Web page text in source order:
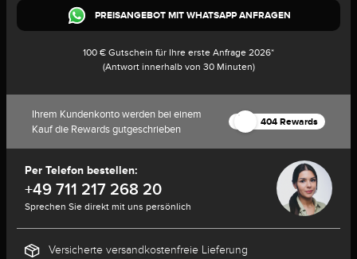
PREISANGEBOT MIT WHATSAPP ANFRAGEN
100 € Gutschein für Ihre erste Anfrage 2026*
(Antwort innerhalb von 30 Minuten)
Ihrem Kundenkonto werden bei einem
Kauf die Rewards gutgeschrieben
404 Rewards
Per Telefon bestellen:
+49 711 217 268 20
Sprechen Sie direkt mit uns persönlich
Versicherte versandkostenfreie Lieferung